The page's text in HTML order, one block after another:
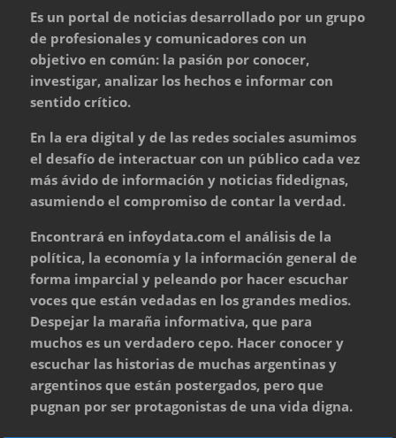
Es un portal de noticias desarrollado por un grupo
de profesionales y comunicadores con un
objetivo en común: la pasión por conocer,
investigar, analizar los hechos e informar con
sentido crítico.
En la era digital y de las redes sociales asumimos
el desafío de interactuar con un público cada vez
más ávido de información y noticias fidedignas,
asumiendo el compromiso de contar la verdad.
Encontrará en infoydata.com el análisis de la
política, la economía y la información general de
forma imparcial y peleando por hacer escuchar
voces que están vedadas en los grandes medios.
Despejar la maraña informativa, que para
muchos es un verdadero cepo. Hacer conocer y
escuchar las historias de muchas argentinas y
argentinos que están postergados, pero que
pugnan por ser protagonistas de una vida digna.